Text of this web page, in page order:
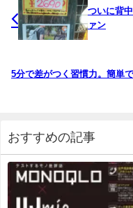
ついに背
ァン
5分で差がつく習慣力。簡単
おすすめの記事